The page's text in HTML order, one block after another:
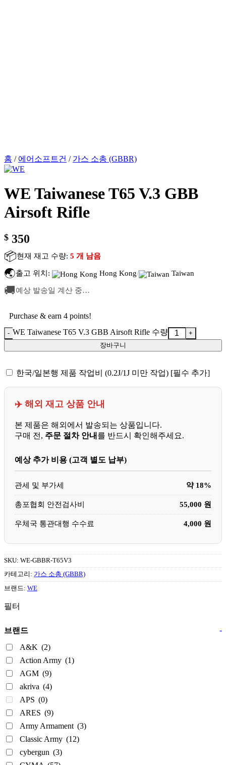
홈 / 에어소프트건 / 가스 소총 (GBBR)
WE Taiwanese T65 V.3 GBB
Airsoft Rifle
$ 350
📦현재 재고 수량: 5 개 남음
🌏출고 위치: Hong Kong/ Taiwan
🚚예상 발송일 계산 중…
Purchase & earn 4 points!
WE Taiwanese T65 V.3 GBB Airsoft Rifle 수량
장바구니
한국/일본행 제품 작업비 (0.2J/1J 미만 작업) [필수 추가]
✈️ 해외 재고 상품 안내
본 제품은 해외에서 발송되는 상품입니다.
구매 전, 주문 절차 안내 를 반드시 확인해주세요.
예상 추가 비용 (고객 별도 납부)
관세 및 부가세 약 18%
총포협회 안전검사비 55,000 원
우체국 통관대행 수수료 4,000 원
SKU: WE-GBBR-T65V3
카테고리: 가스 소총 (GBBR)
브랜드: WE
필터
브랜드
-
A&K (2)
Action Army (1)
AGM (9)
akriva (4)
APS (0)
ARES (9)
Army Armament (3)
Classic Army (12)
cybergun (3)